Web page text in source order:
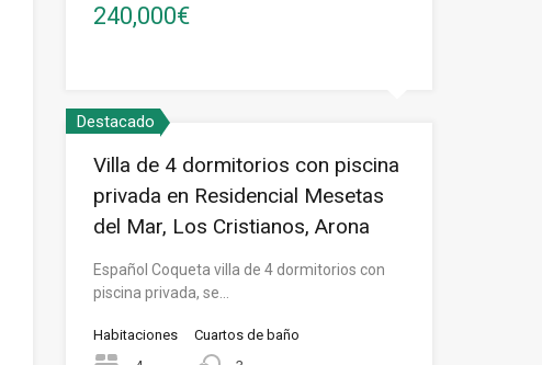
240,000€
Destacado
Villa de 4 dormitorios con piscina
privada en Residencial Mesetas
del Mar, Los Cristianos, Arona
Español Coqueta villa de 4 dormitorios con
piscina privada, se…
Habitaciones
Cuartos de baño